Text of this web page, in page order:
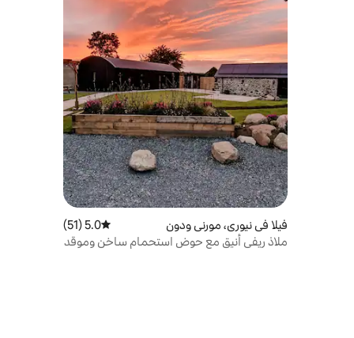
فيلا في نيوري، مورني ودون متوسط التقييم 5.0 من 5، 51 مراجعات
5.0 (51)
ملاذ ريفي أنيق مع حوض استحمام ساخن وموقد